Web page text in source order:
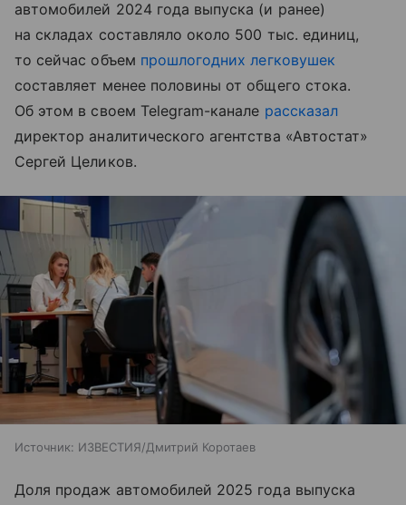
автомобилей 2024 года выпуска (и ранее)
на складах составляло около 500 тыс. единиц,
то сейчас объем прошлогодних легковушек
составляет менее половины от общего стока.
Об этом в своем Telegram-канале рассказал
директор аналитического агентства «Автостат»
Сергей Целиков.
Источник: ИЗВЕСТИЯ/Дмитрий Коротаев
Доля продаж автомобилей 2025 года выпуска